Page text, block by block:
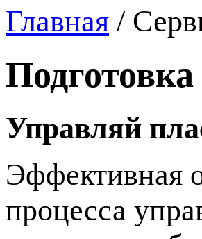
Главная /
Управляй
Эффективная
процесса